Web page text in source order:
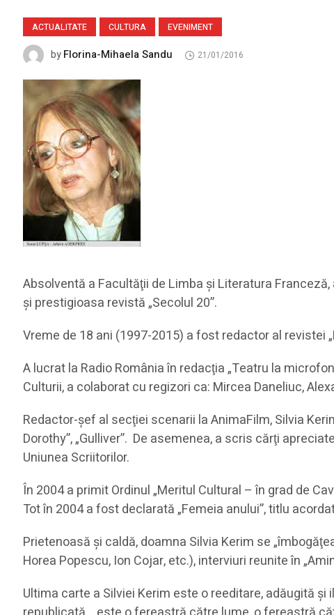
ACTUALITATE CULTURA EVENIMENT
byFlorina-Mihaela Sandu 21/01/2016
Absolventă a Facultăţii de Limba şi Literatura
şi prestigioasa revistă „Secolul 20”.
Vreme de 18 ani (1997-2015) a fost redactor al revistei
A lucrat la Radio România în redacţia „Teatru la
Culturii, a colaborat cu regizori ca: Mircea Daneliuc,
Redactor-şef al secţiei scenarii la AnimaFilm, Silvia
Dorothy”, „Gulliver”. De asemenea, a scris cărţi
Uniunea Scriitorilor.
În 2004 a primit Ordinul „Meritul Cultural – în grad de
Tot în 2004 a fost declarată „Femeia anului”, titlu
Prietenoasă şi caldă, doamna Silvia Kerim se
Horea Popescu, Ion Cojar, etc.), interviuri reunite în
Ultima carte a Silviei Kerim este o reeditare, adăugită